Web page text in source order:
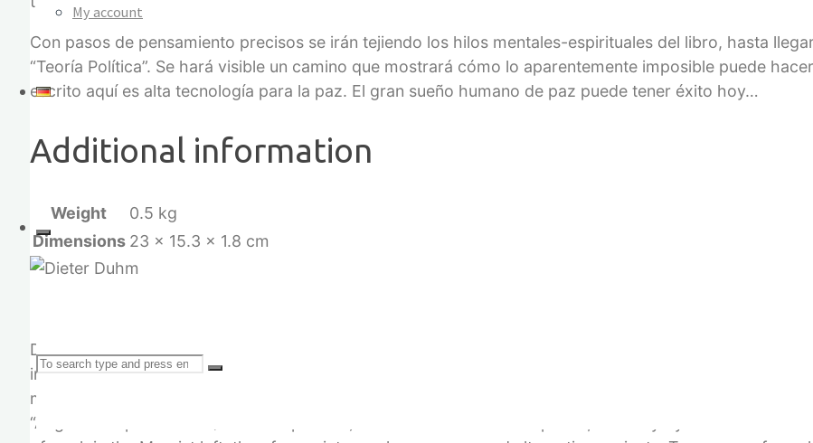
My account
Search
Con pasos de pensamiento precisos se irán tejiendo los hilos mentales-espirituales del libro, hasta
“Teoría Política”. Se hará visible un camino que mostrará cómo lo aparentemente imposible puede
escrito aquí es alta tecnología para la paz. El gran sueño humano de paz puede tener éxito hoy…
Additional information
Weight
0.5 kg
Dimensions 23 × 15.3 × 1.8 cm
Dieter Duhm, born 1942 in Berlin. Art historian, psychoanalyst and sociologist with a doctorate. As a
involved for several years in the “Bread for the World” campaign, and in 1967 became an activist in the
movement. He combines the idea of political revolution with that of individual liberation and becomes
“Angst im Kapitalismus” (Fear in Capitalism). Trials for breach of the peace, amnesty by President